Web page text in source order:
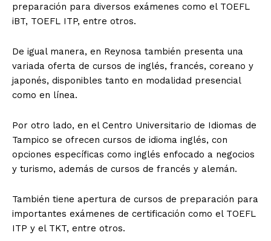
preparación para diversos exámenes como el TOEFL
iBT, TOEFL ITP, entre otros.
De igual manera, en Reynosa también presenta una
variada oferta de cursos de inglés, francés, coreano y
japonés, disponibles tanto en modalidad presencial
como en línea.
Por otro lado, en el Centro Universitario de Idiomas de
Tampico se ofrecen cursos de idioma inglés, con
opciones específicas como inglés enfocado a negocios
y turismo, además de cursos de francés y alemán.
También tiene apertura de cursos de preparación para
importantes exámenes de certificación como el TOEFL
ITP y el TKT, entre otros.